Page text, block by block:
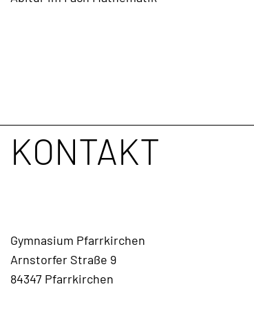
KONTAKT
Gymnasium Pfarrkirchen
Arnstorfer Straße 9
84347 Pfarrkirchen